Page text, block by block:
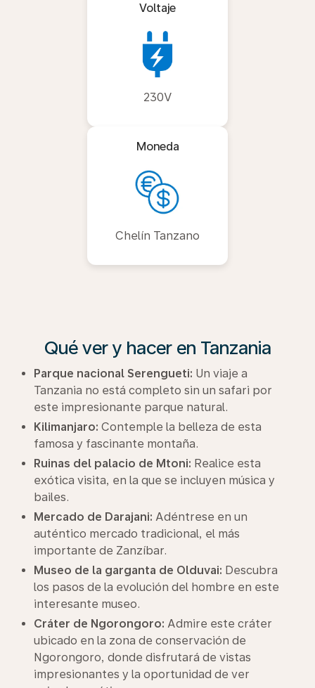
Voltaje
230V
Moneda
Chelín Tanzano
Qué ver y hacer en Tanzania
Parque nacional Serengueti: Un viaje a
Tanzania no está completo sin un safari por
este impresionante parque natural.
Kilimanjaro: Contemple la belleza de esta
famosa y fascinante montaña.
Ruinas del palacio de Mtoni: Realice esta
exótica visita, en la que se incluyen música y
bailes.
Mercado de Darajani: Adéntrese en un
auténtico mercado tradicional, el más
importante de Zanzíbar.
Museo de la garganta de Olduvai: Descubra
los pasos de la evolución del hombre en este
interesante museo.
Cráter de Ngorongoro: Admire este cráter
ubicado en la zona de conservación de
Ngorongoro, donde disfrutará de vistas
impresionantes y la oportunidad de ver